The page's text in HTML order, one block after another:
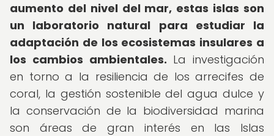
aumento del nivel del mar, estas islas son
un laboratorio natural para estudiar la
adaptación de los ecosistemas insulares a
los cambios ambientales. La investigación
en torno a la resiliencia de los arrecifes de
coral, la gestión sostenible del agua dulce y
la conservación de la biodiversidad marina
son áreas de gran interés en las Islas